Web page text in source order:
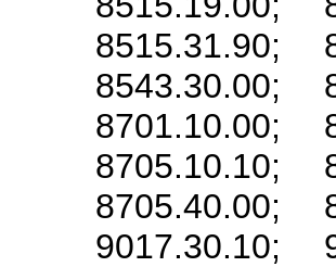
8515.31.90;
8543.30.00;
8701.10.00;
8705.10.10;
8705.40.00;
9017.30.10;